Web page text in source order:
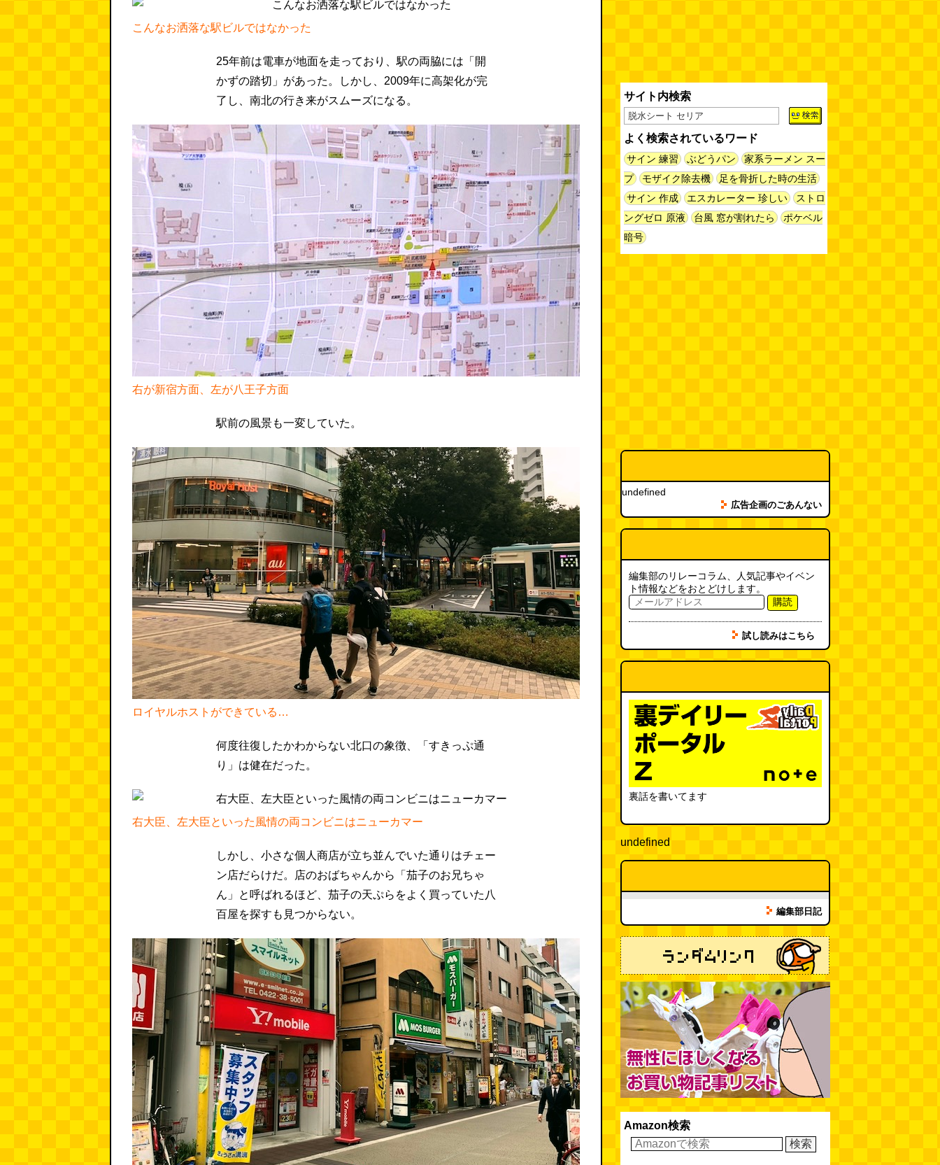
こんなお洒落な駅ビルではなかった
25年前は電車が地面を走っており、駅の両脇には「開
かずの踏切」があった。しかし、2009年に高架化が完
了し、南北の行き来がスムーズになる。
右が新宿方面、左が八王子方面
駅前の風景も一変していた。
ロイヤルホストができている…
何度往復したかわからない北口の象徴、「すきっぷ通
り」は健在だった。
右大臣、左大臣といった風情の両コンビニはニューカマー
しかし、小さな個人商店が立ち並んでいた通りはチェー
ン店だらけだ。店のおばちゃんから「茄子のお兄ちゃ
ん」と呼ばれるほど、茄子の天ぷらをよく買っていた八
百屋を探すも見つからない。
ちょこ煎がカインズPBで販売し
てました
世田谷区民会館行きのバスは1日
1本 (べつやく れい) (08.04 16:00)
「モグラ駅」で有名な土合駅……
実は真の秘境駅はお隣の湯檜曽駅
だった(ぼっちのazumiさん)
取り残された木(ほり)
ミンティアで汗がおさえられるの
は本当か
(べつやく れい) (08.03
eco小（2026.8.3 朝エッセイと更
新情報）(ほり) (08.03 10:00)
夏の良さ、庭の木を抜く、AIっぽ
さ・7/25～31 のデイリーポータ
ルZダイジェスト(デイリーポー
タルZ)
(08.02 11:00)
(玉置標本)
非常口の可能性があるタイヤ(ん
ちゅたぐい) (08.01 16:00)
青森駅前にはビーチがある(読者
投稿) (08.01 16:00)
サイト内検索
よく検索されているワード
サイン 練習 ぶどうパン
家系ラーメン スー
プ
モザイク除去機
足を骨折した時の生活
サイン 作成
エスカレーター 珍しい
ストロ
ングゼロ 原液
台風 窓が割れたら
ポケベル
暗号
undefined
広告企画のごあんない
編集部のリレーコラム、人気記事やイベン
ト情報などをおとどけします。
購読
試し読みはこちら
裏話を書いてます
undefined
編集部日記
Amazon検索